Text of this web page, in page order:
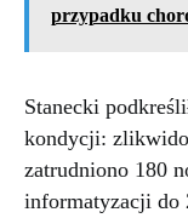
przypadku
Stanecki
kondycji:
zatrudniono 180
informatyzacji do